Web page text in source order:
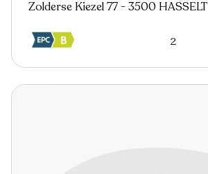
Zolderse Kiezel 77 - 3500 HASSELT
2